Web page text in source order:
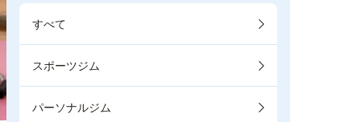
すべて
スポーツジム
パーソナルジム